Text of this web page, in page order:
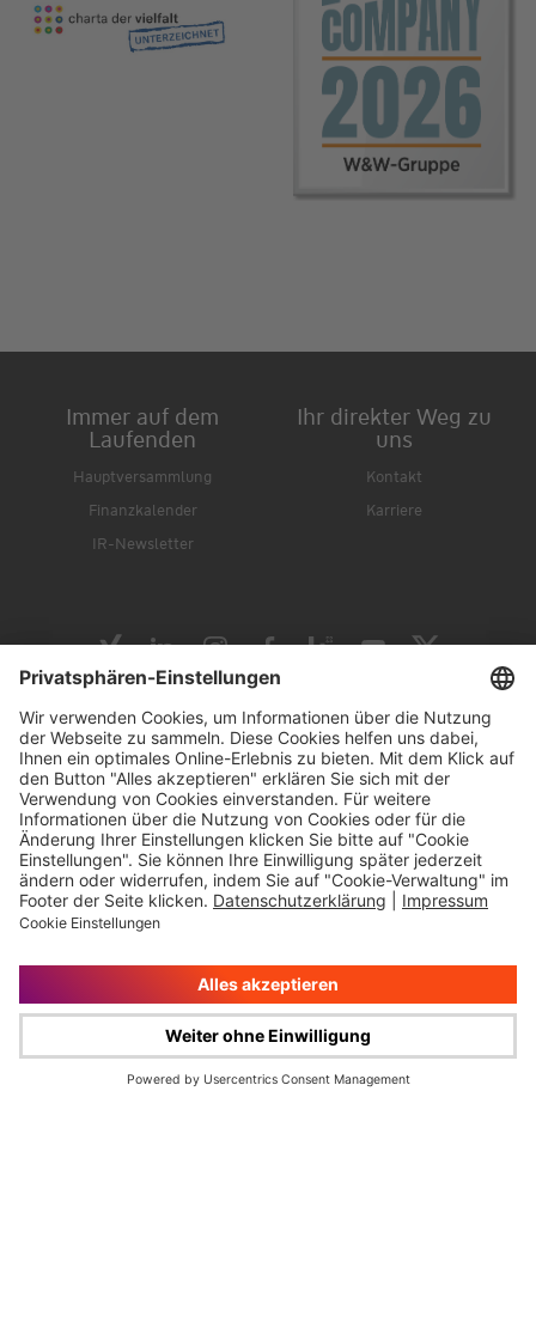
Immer auf dem
Laufenden
Hauptversammlung
Finanzkalender
IR-Newsletter
Ihr direkter Weg zu
uns
Kontakt
Karriere